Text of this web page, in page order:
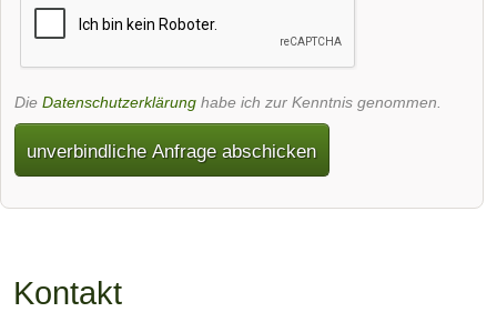
Die Datenschutzerklärung habe ich zur Kenntnis genommen.
unverbindliche Anfrage abschicken
Kontakt